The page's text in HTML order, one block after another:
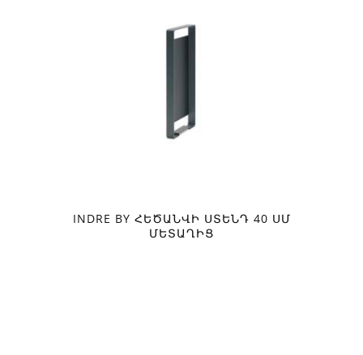
INDRE BY ՀԵԾԱՆՎԻ ՍՏԵՆԴ 40 ՍՄ
ՄԵՏԱՂԻՑ